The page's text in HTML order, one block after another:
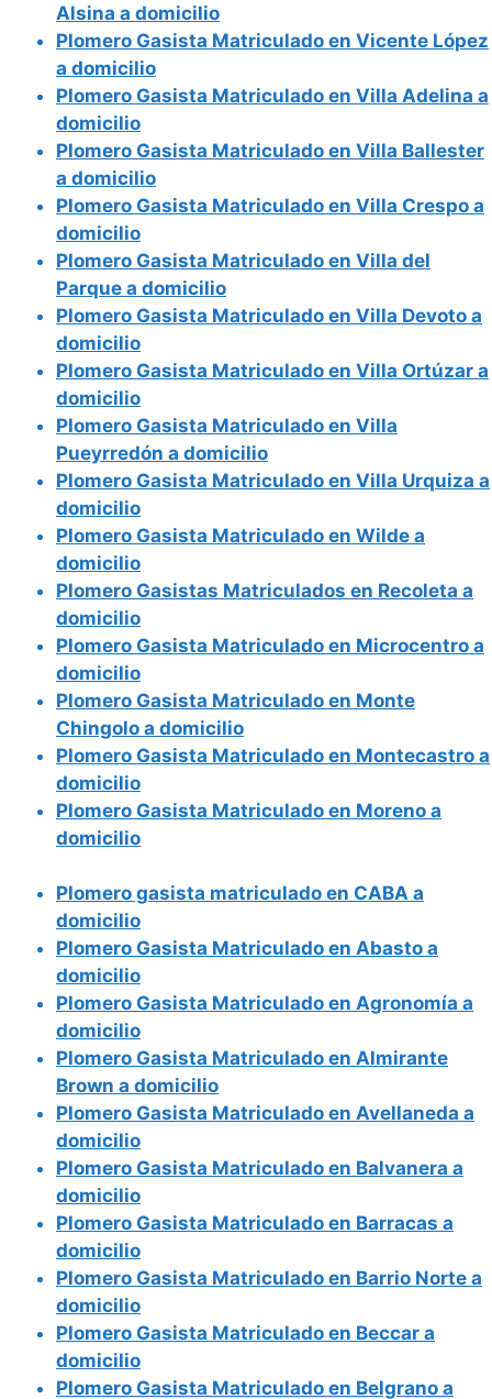
Alsina a domicilio
Plomero Gasista Matriculado en Vicente López
a domicilio
Plomero Gasista Matriculado en Villa Adelina a
domicilio
Plomero Gasista Matriculado en Villa Ballester
a domicilio
Plomero Gasista Matriculado en Villa Crespo a
domicilio
Plomero Gasista Matriculado en Villa del
Parque a domicilio
Plomero Gasista Matriculado en Villa Devoto a
domicilio
Plomero Gasista Matriculado en Villa Ortúzar a
domicilio
Plomero Gasista Matriculado en Villa
Pueyrredón a domicilio
Plomero Gasista Matriculado en Villa Urquiza a
domicilio
Plomero Gasista Matriculado en Wilde a
domicilio
Plomero Gasistas Matriculados en Recoleta a
domicilio
Plomero Gasista Matriculado en Microcentro a
domicilio
Plomero Gasista Matriculado en Monte
Chingolo a domicilio
Plomero Gasista Matriculado en Montecastro a
domicilio
Plomero Gasista Matriculado en Moreno a
domicilio
Plomero gasista matriculado en CABA a
domicilio
Plomero Gasista Matriculado en Abasto a
domicilio
Plomero Gasista Matriculado en Agronomía a
domicilio
Plomero Gasista Matriculado en Almirante
Brown a domicilio
Plomero Gasista Matriculado en Avellaneda a
domicilio
Plomero Gasista Matriculado en Balvanera a
domicilio
Plomero Gasista Matriculado en Barracas a
domicilio
Plomero Gasista Matriculado en Barrio Norte a
domicilio
Plomero Gasista Matriculado en Beccar a
domicilio
Plomero Gasista Matriculado en Belgrano a